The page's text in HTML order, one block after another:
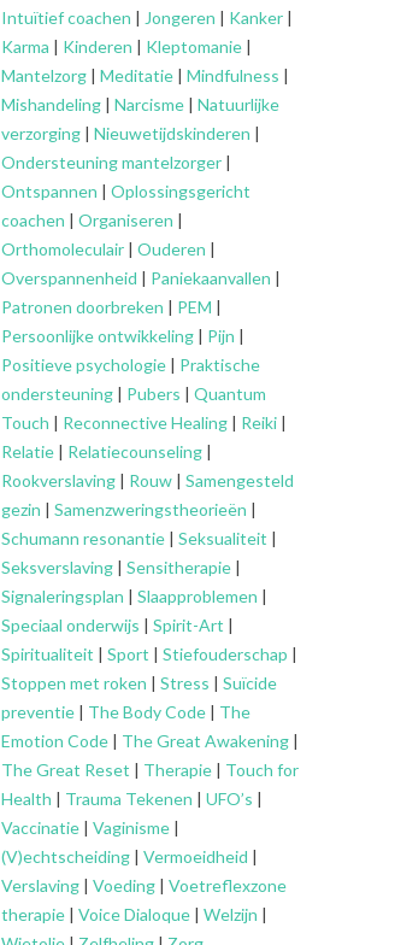
Intuïtief coachen | Jongeren | Kanker |
Karma | Kinderen | Kleptomanie |
Mantelzorg | Meditatie | Mindfulness |
Mishandeling | Narcisme | Natuurlijke
verzorging | Nieuwetijdskinderen |
Ondersteuningmantelzorger |
Ontspannen | Oplossingsgericht
coachen | Organiseren |
Orthomoleculair | Ouderen |
Overspannenheid | Paniekaanvallen |
Patronen doorbreken | PEM |
Persoonlijke ontwikkeling | Pijn |
Positieve psychologie | Praktische
ondersteuning | Pubers | Quantum
Touch | Reconnective Healing | Reiki |
Relatie | Relatiecounseling |
Rookverslaving | Rouw | Samengesteld
gezin | Samenzweringstheorieën |
Schumann resonantie | Seksualiteit |
Seksverslaving | Sensitherapie |
Signaleringsplan | Slaapproblemen |
Speciaal onderwijs | Spirit-Art |
Spiritualiteit | Sport | Stiefouderschap |
Stoppen met roken | Stress | Suïcide
preventie | The Body Code | The
Emotion Code | The Great Awakening |
The Great Reset | Therapie | Touch for
Health | Trauma Tekenen | UFO’s |
Vaccinatie | Vaginisme |
(V)echtscheiding | Vermoeidheid |
Verslaving | Voeding | Voetreflexzone
therapie | Voice Dialoque | Welzijn |